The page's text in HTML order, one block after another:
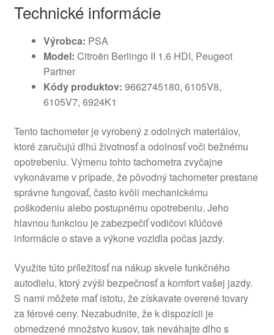
Technické informácie
Výrobca: PSA
Model: Citroën Berlingo II 1.6 HDI, Peugeot
Partner
Kódy produktov: 9662745180, 6105V8,
6105V7, 6924K1
Tento tachometer je vyrobený z odolných materiálov,
ktoré zaručujú dlhú životnosť a odolnosť voči bežnému
opotrebeniu. Výmenu tohto tachometra zvyčajne
vykonávame v prípade, že pôvodný tachometer prestane
správne fungovať, často kvôli mechanickému
poškodeniu alebo postupnému opotrebeniu. Jeho
hlavnou funkciou je zabezpečiť vodičovi kľúčové
informácie o stave a výkone vozidla počas jazdy.
Využite túto príležitosť na nákup skvele funkčného
autodielu, ktorý zvýši bezpečnosť a komfort vašej jazdy.
S nami môžete mať istotu, že získavate overené tovary
za férové ceny. Nezabudnite, že k dispozícii je
obmedzené množstvo kusov, tak neváhajte dlho s